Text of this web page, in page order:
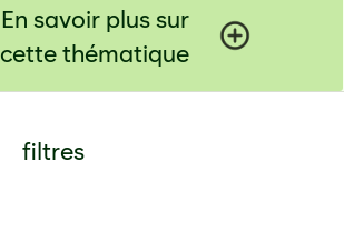
En savoir plus sur
cette thématique
filtres